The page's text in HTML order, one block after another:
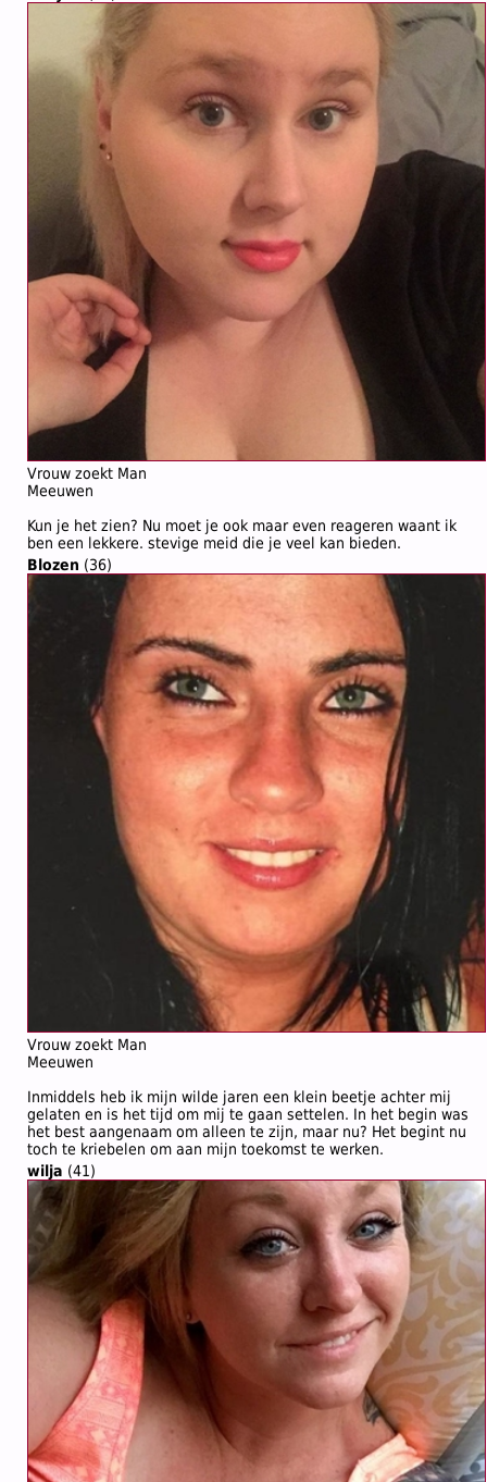
Vrouw zoekt Man
Meeuwen
Kun je het zien? Nu moet je ook maar even reageren waant ik
ben een lekkere. stevige meid die je veel kan bieden.
Blozen (36)
Vrouw zoekt Man
Meeuwen
Inmiddels heb ik mijn wilde jaren een klein beetje achter mij
gelaten en is het tijd om mij te gaan settelen. In het begin was
het best aangenaam om alleen te zijn, maar nu? Het begint nu
toch te kriebelen om aan mijn toekomst te werken.
wilja (41)